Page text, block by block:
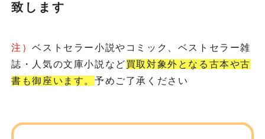
致します
注）ベストセラー小説やコミック、ベストセラー雑
誌・人気の文庫小説など買取対象外となる古本や古
書も御座います。 予めご了承ください